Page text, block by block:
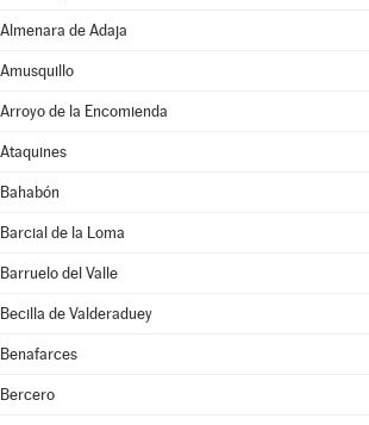
Almenara de Adaja
Amusquillo
Arroyo de la Encomienda
Ataquines
Bahabón
Barcial de la Loma
Barruelo del Valle
Becilla de Valderaduey
Benafarces
Bercero